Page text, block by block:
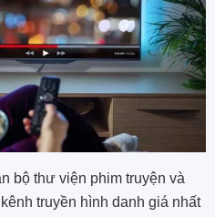
bộ thư viện phim truyện và
truyền hình danh giá nhất